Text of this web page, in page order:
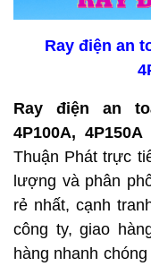
Ray điện an
Ray điện an
4P100A, 4P150A
Thuận Phát trực
lượng và phân
rẻ nhất, cạnh
công ty, giao
hàng nhanh